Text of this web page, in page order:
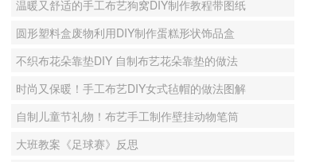
温暖又舒适的手工布艺狗窝DIY制作教程带图纸
圆形塑料盒废物利用DIY制作蛋糕形状饰品盒
不织布花朵靠垫DIY 自制布艺花朵靠垫的做法
时尚又保暖！手工布艺DIY女式毡帽的做法图解
自制儿童节礼物！布艺手工制作壁挂动物笔筒
大班教案《足球赛》反思